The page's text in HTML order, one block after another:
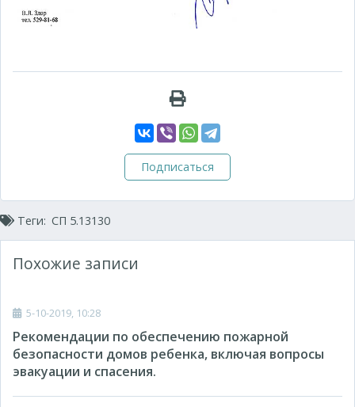
Подписаться
Теги: СП 5.13130
Похожие записи
5-10-2019, 10:28
Рекомендации по обеспечению пожарной
безопасности домов ребенка, включая вопросы
эвакуации и спасения.